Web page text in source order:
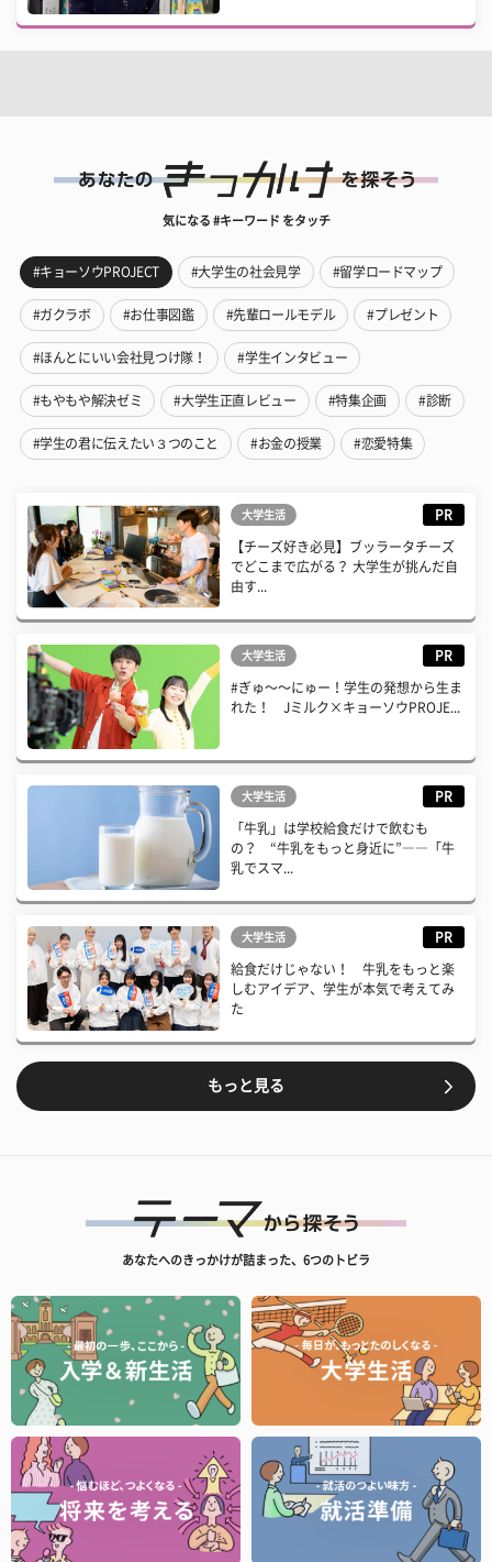
気になる #キーワード をタッチ
#キョーソウPROJECT #大学生の社会見学 #留学ロードマップ
#ガクラボ #お仕事図鑑 #先輩ロールモデル #プレゼント
#ほんとにいい会社見つけ隊！ #学生インタビュー
#もやもや解決ゼミ #大学生正直レビュー #特集企画 #診断
#学生の君に伝えたい３つのこと #お金の授業 #恋愛特集
大学生活 PR
【チーズ好き必見】ブッラータチーズ
でどこまで広がる？ 大学生が挑んだ自
由す...
大学生活 PR
#ぎゅ〜〜にゅー！学生の発想から生ま
れた！ Jミルク×キョーソウPROJE...
大学生活 PR
「牛乳」は学校給食だけで飲むも
の？ “牛乳をもっと身近に”――「牛
乳でスマ...
大学生活 PR
給食だけじゃない！ 牛乳をもっと楽
しむアイデア、学生が本気で考えてみ
た
もっと見る
あなたへのきっかけが詰まった、6つのトビラ